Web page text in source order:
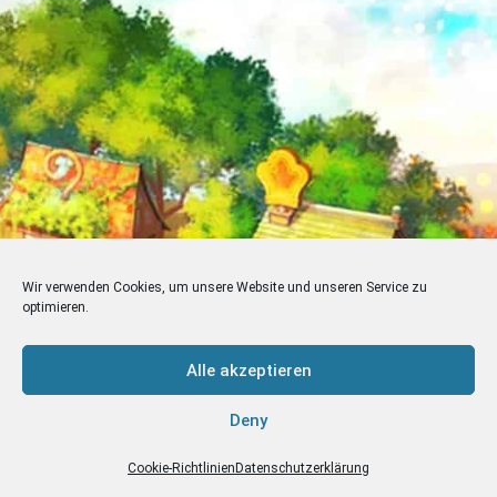
Wir verwenden Cookies, um unsere Website und unseren Service zu
optimieren.
Alle akzeptieren
Deny
Cookie-Richtlinien Datenschutzerklärung